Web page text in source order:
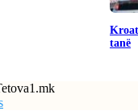
tanë